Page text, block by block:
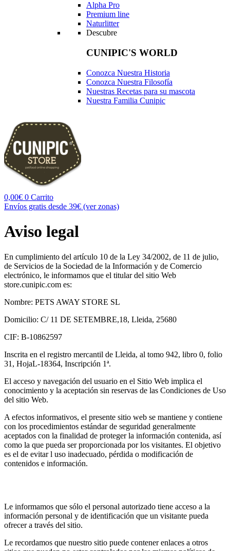
Alpha Pro
Premium line
Naturlitter
Descubre
CUNIPIC'S WORLD
Conozca Nuestra Historia
Conozca Nuestra Filosofía
Nuestras Recetas para su mascota
Nuestra Familia Cunipic
0,00€ 0 Carrito
Envíos gratis desde 39€ (ver zonas)
Aviso legal
En cumplimiento del artículo 10 de la Ley 34/2002, de 11 de julio,
de Servicios de la Sociedad de la Información y de Comercio
electrónico, le informamos que el titular del sitio Web
store.cunipic.com es:
Nombre: PETS AWAY STORE SL
Domicilio: C/ 11 DE SETEMBRE,18, Lleida, 25680
CIF: B-10862597
Inscrita en el registro mercantil de Lleida, al tomo 942, libro 0, folio
31, HojaL-18364, Inscripción 1ª.
El acceso y navegación del usuario en el Sitio Web implica el
conocimiento y la aceptación sin reservas de las Condiciones de Uso
del sitio Web.
A efectos informativos, el presente sitio web se mantiene y contiene
con los procedimientos estándar de seguridad generalmente
aceptados con la finalidad de proteger la información contenida, así
como la que pueda ser proporcionada por los visitantes. El objetivo
es el de evitar l uso inadecuado, pérdida o modificación de
contenidos e información.
Le informamos que sólo el personal autorizado tiene acceso a la
información personal y de identificación que un visitante pueda
ofrecer a través del sitio.
Le recordamos que nuestro sitio puede contener enlaces a otros